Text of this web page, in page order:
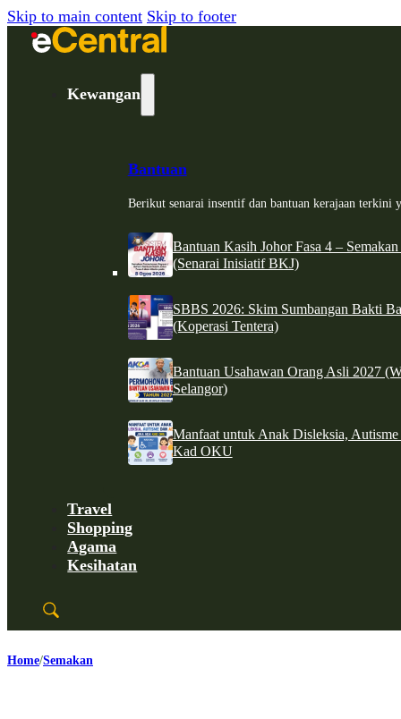
Skip to main content Skip to footer
Kewangan
Bantuan
Berikut senarai insentif dan bantuan kerajaan terkini
Bantuan Kasih Johor Fasa 4 –
(Senarai Inisiatif BKJ)
SBBS 2026: Skim Sumbangan Bakti
(Koperasi Tentera)
Bantuan Usahawan Orang Asli 2027
Selangor)
Manfaat untuk Anak Disleksia,
Kad OKU
Travel
Shopping
Agama
Kesihatan
Home Semakan